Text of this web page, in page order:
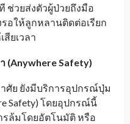
ช่วยส่งตัวผู้ป่วยถึงมือ
อให้ลูกหลานติดต่อเรียก
ยเวลา
(Anywhere Safety)
ศัย ยังมีบริการอุปกรณ์ปุ่ม
Safety) โดยอุปกรณ์นี้
รล้มโดยอัตโนมัติ หรือ